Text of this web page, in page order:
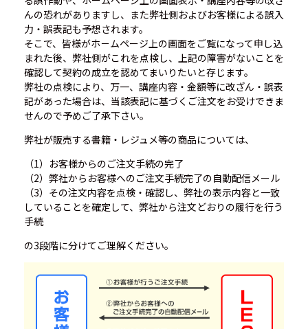
んの恐れがありますし、また弊社側およびお客様による誤入
力・誤表記も予想されます。
そこで、皆様がホ－ムページ上の画面をご覧になって申し込
まれた後、弊社側がこれを点検し、上記の障害がないことを
確認して契約の成立を認めてまいりたいと存じます。
弊社の点検により、万一、講座内容・金額等に改ざん・誤表
記があった場合は、当該表記に基づくご注文をお受けできま
せんので予めご了承下さい。
弊社が販売する書籍・レジュメ等の商品については、
（1）お客様からのご注文手続の完了
（2）弊社からお客様へのご注文手続完了の自動配信メール
（3）その注文内容を点検・確認し、弊社の表示内容と一致
していることを確定して、弊社から注文どおりの履行を行う
手続
の3段階に分けてご理解ください。